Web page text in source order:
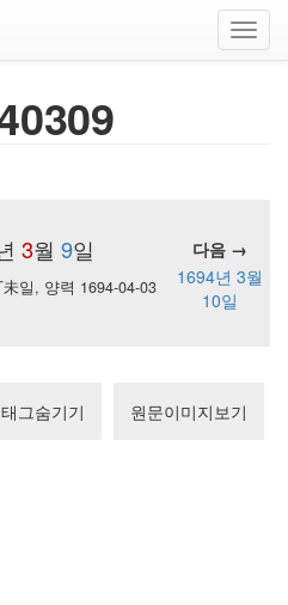
3월 9일
다음 →
일, 양력 1694-04-03
1694년 3월
10일
태그숨기기 원문이미지보기